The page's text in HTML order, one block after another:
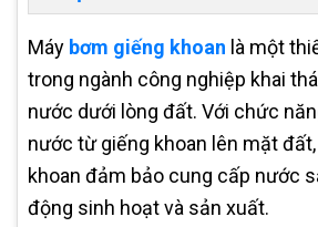
Máy bơm giếng khoan là một
trong ngành công nghiệp khai
nước dưới lòng đất. Với chức
nước từ giếng khoan lên mặt
khoan đảm bảo cung cấp nước
động sinh hoạt và sản xuất.